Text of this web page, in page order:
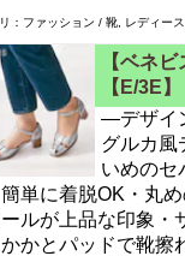
：ファッション / 靴, レディー
【ベネ
【E/3E】
―デザイ
グルカ風
いめのセ
単に着脱OK・丸
ールが上品な印象
かとパッドで靴擦